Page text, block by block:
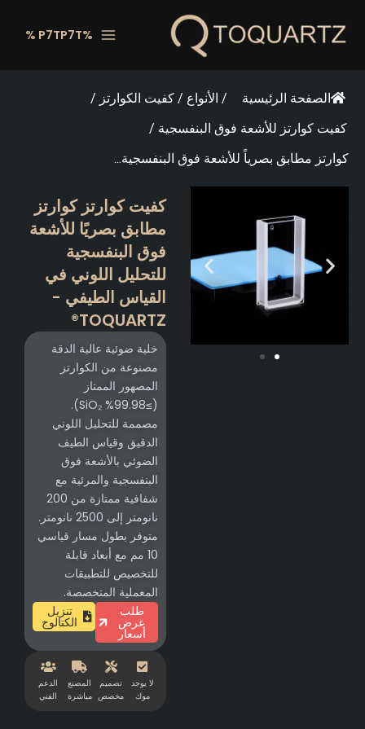
%P7TP7T %
الصفحة الرئيسية الأنواع / كفيت الكوارتز /
كفيت كوارتز للأشعة فوق البنفسجية /
كوارتز مطابق بصرياً للأشعة فوق البنفسجية...
كفيت كوارتز كوارتز
مطابق بصريًا للأشعة
فوق البنفسجية
للتحليل اللوني في
القياس الطيفي -
TOQUARTZ®
خلية ضوئية عالية الدقة
مصنوعة من الكوارتز
المصهور الممتاز
(≥99.98% SiO₂).
مصممة للتحليل اللوني
الدقيق وقياس الطيف
الضوئي بالأشعة فوق
البنفسجية والمرئية مع
شفافية ممتازة من 200
نانومتر إلى 2500 نانومتر.
متوفر بطول مسار قياسي
10 مم مع أبعاد قابلة
للتخصيص للتطبيقات
المعملية المتخصصة.
طلب
عرض
أسعار
تنزيل
الكتالوج
لا يوجد
موك
تصميم
مخصص
المصنع
مباشرة
الدعم
الفني